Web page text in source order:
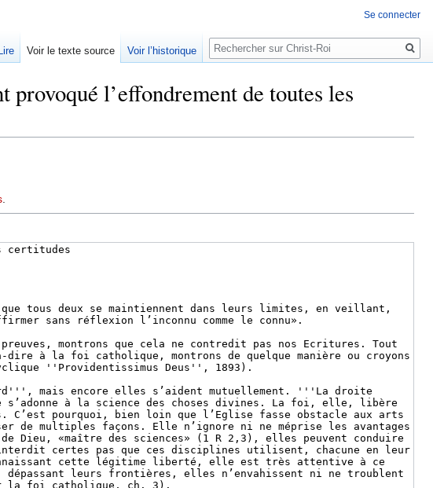
l’effondrement de toutes les
Se connecter
Lire Voir le texte source Voir l’historique
Rechercher